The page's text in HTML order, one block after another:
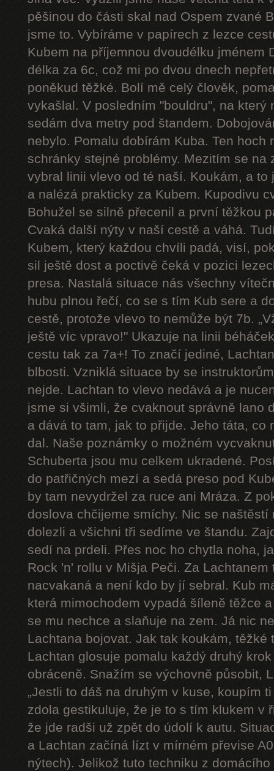
pěšinou do části skal nad Ospem zvané
jsme to. Vybíráme v papírech z lezce
Kubem na příjemnou dvoudélku jménem
délka za 6c, což mi po dvou dnech
poněkud těžké. Bolí mě celý člověk,
vykašlal. V posledním "bouldru", na který
sedám dva metry pod štandem.
nebylo. Pomalu dobírám Kuba. Ten hoch
schránky stejné problémy. Mezitím se na
vybral linii vlevo od té naší. Koukám, a
a nalézá prakticky za Kubem. Kupodivu
Bohužel se silně přecenil a první těžkou
Cvaká další nýty v naší cestě a váhá.
Kubem, který každou chvíli padá, visí,
sil ještě dost a poctivě čeká v pozici
presa. Nastalá situace nás všechny
hubu plnou řečí, co se s tím Kub sere a
cestě, protože vlevo to nemůže být 7b.
ještě víc vpravo!" Ukazuje na linii
cestu tak za 7a+! To značí jediné,
blbosti. Vzniklá situace by se
nejde. Lachtan to vlevo nedává a je
jsme si všimli, že cvaknout správně lano
a dává to tam, jak to přijde. Jeho táta, co
dal. Naše poznámky o možném
Schuberta jsou mu celkem ukradené.
do patřičných mezí a sedá preso pod
by tam nevydržel za ruce ani Mráza. Z
doslova chčijeme smíchy. Nic se naštěstí
dolezli a všichni tři sedíme ve štandu.
sedí na prdeli. Přes noc ho chytla noha,
Rock 'n' rollu v Mišja Peči. Za
nacvakaná a není kdo by jí sebral. Kub
která mimochodem vypadá šíleně těžce
se mu nechce a slaňuje na zem. Já nic
Lachtana bojovat. Jak tak koukám, těžké
Lachtan glosuje pomalu každý druhý
obráceně. Snažím se výchovně působit,
„Jestli to dáš na druhým v kuse, koupím
zdola gestikuluje, že je to s tím klukem v
že jde radši už zpět do údolí k autu.
a Lachtan začíná lízt v mírném převise
nýtech). Jelikož tuto techniku z